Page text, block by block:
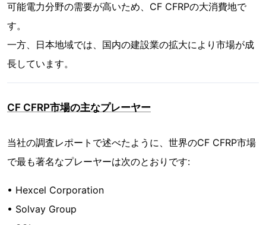
可能電力分野の需要が高いため、CF CFRPの大消費地で
す。
一方、日本地域では、国内の建設業の拡大により市場が成
長しています。
CF CFRP市場の主なプレーヤー
当社の調査レポートで述べたように、世界のCF CFRP市場
で最も著名なプレーヤーは次のとおりです:
• Hexcel Corporation
• Solvay Group